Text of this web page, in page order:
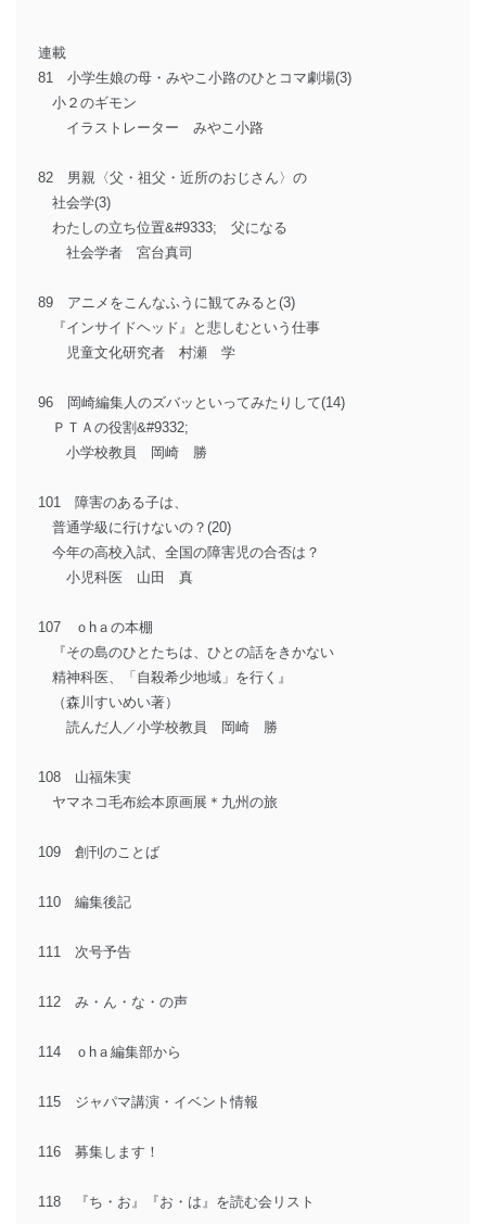
連載
81 小学生娘の母・みやこ小路のひとコマ劇場(3)
小２のギモン
イラストレーター みやこ小路
82 男親〈父・祖父・近所のおじさん〉の
社会学(3)
わたしの立ち位置&#9333; 父になる
社会学者 宮台真司
89 アニメをこんなふうに観てみると(3)
『インサイドヘッド』と悲しむという仕事
児童文化研究者 村瀬 学
96 岡崎編集人のズバッといってみたりして(14)
ＰＴＡの役割&#9332;
小学校教員 岡崎 勝
101 障害のある子は、
普通学級に行けないの？(20)
今年の高校入試、全国の障害児の合否は？
小児科医 山田 真
107 ｏhａの本棚
『その島のひとたちは、ひとの話をきかない
精神科医、「自殺希少地域」を行く』
（森川すいめい著）
読んだ人／小学校教員 岡崎 勝
108 山福朱実
ヤマネコ毛布絵本原画展＊九州の旅
109 創刊のことば
110 編集後記
111 次号予告
112 み・ん・な・の声
114 ｏhａ編集部から
115 ジャパマ講演・イベント情報
116 募集します！
118 『ち・お』『お・は』を読む会リスト